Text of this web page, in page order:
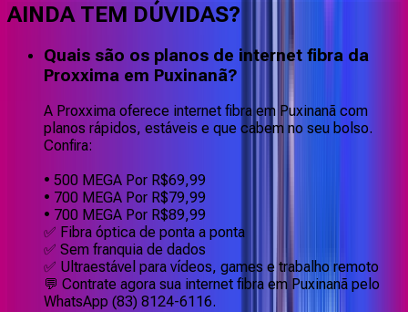
AINDA TEM DÚVIDAS?
Quais são os planos de internet fibra da
Proxxima em Puxinanã?
A Proxxima oferece internet fibra em Puxinanã com
planos rápidos, estáveis e que cabem no seu bolso.
Confira:
• 500 MEGA Por R$69,99
• 700 MEGA Por R$79,99
• 700 MEGA Por R$89,99
✅ Fibra óptica de ponta a ponta
✅ Sem franquia de dados
✅ Ultraestável para vídeos, games e trabalho remoto
💬 Contrate agora sua internet fibra em Puxinanã pelo
WhatsApp (83) 8124-6116.